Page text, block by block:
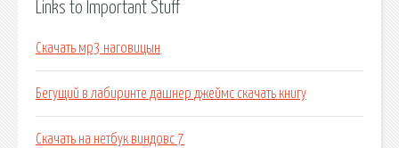
Links to Important Stuff
Скачать мр3 наговицын
Бегущий в лабиринте дашнер джеймс скачать книгу
Скачать на нетбук виндовс 7